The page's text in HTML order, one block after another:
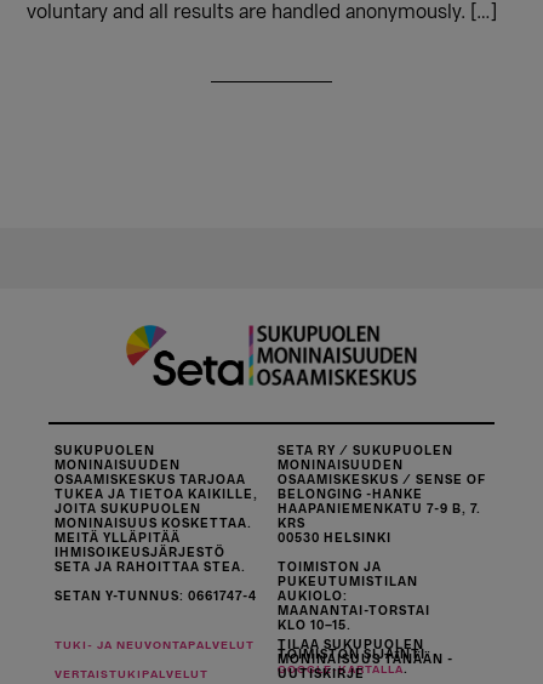
voluntary and all results are handled anonymously. […]
SUKUPUOLEN
MONINAISUUDEN
OSAAMISKESKUS TARJOAA
TUKEA JA TIETOA KAIKILLE,
JOITA SUKUPUOLEN
MONINAISUUS KOSKETTAA.
MEITÄ YLLÄPITÄÄ
IHMISOIKEUSJÄRJESTÖ
SETA JA RAHOITTAA STEA.
SETAN Y-TUNNUS: 0661747-4
SETA RY / SUKUPUOLEN
MONINAISUUDEN
OSAAMISKESKUS / SENSE OF
BELONGING -HANKE
HAAPANIEMENKATU 7-9 B, 7.
KRS
00530 HELSINKI
TOIMISTON JA
PUKEUTUMISTILAN
AUKIOLO:
MAANANTAI-TORSTAI
KLO 10–15.
TOIMISTON SIJAINTI
GOOGLE-KARTALLA.
TUKI- JA NEUVONTAPALVELUT
VERTAISTUKIPALVELUT
TILAA SUKUPUOLEN
MONINAISUUS TÄNÄÄN -
UUTISKIRJE